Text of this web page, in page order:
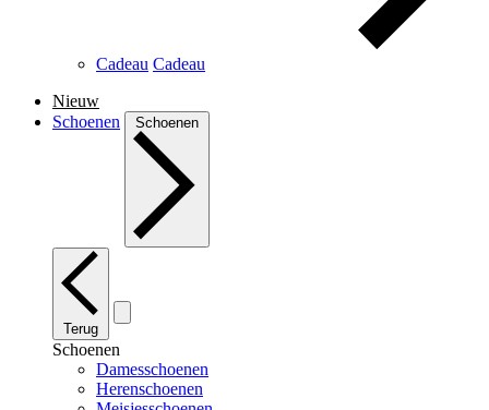
Cadeau Cadeau
Nieuw
Schoenen
Schoenen
Terug
Schoenen
Damesschoenen
Herenschoenen